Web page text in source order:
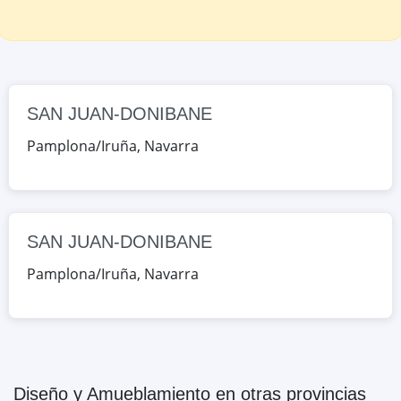
Navarra, España
SAN JUAN-DONIBANE
Pamplona/Iruña, Navarra
SAN JUAN-DONIBANE
Pamplona/Iruña, Navarra
Diseño y Amueblamiento en otras provincias